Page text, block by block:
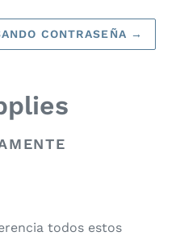
CONTRASEÑA →
todos estos